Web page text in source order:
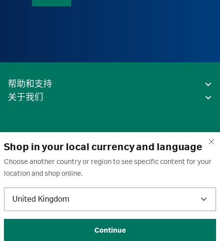
Shop in your local currency and language
Choose another country or region to see specific content for your
location and shop online.
United Kingdom
Continue
帮助和支持
关于我们
中国
条款 · 隐私政策